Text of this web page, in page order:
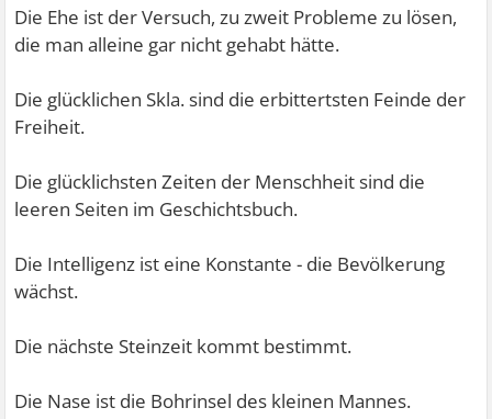
Die Ehe ist der Versuch, zu zweit Probleme zu lösen,
die man alleine gar nicht gehabt hätte.
Die glücklichen Skla. sind die erbittertsten Feinde der
Freiheit.
Die glücklichsten Zeiten der Menschheit sind die
leeren Seiten im Geschichtsbuch.
Die Intelligenz ist eine Konstante - die Bevölkerung
wächst.
Die nächste Steinzeit kommt bestimmt.
Die Nase ist die Bohrinsel des kleinen Mannes.